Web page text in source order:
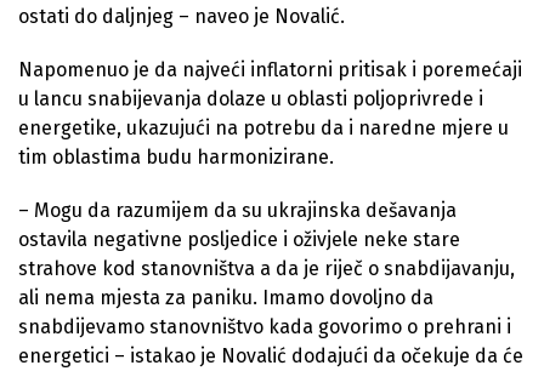
ostati do daljnjeg – naveo je Novalić.
Napomenuo je da najveći inflatorni pritisak i poremećaji
u lancu snabijevanja dolaze u oblasti poljoprivrede i
energetike, ukazujući na potrebu da i naredne mjere u
tim oblastima budu harmonizirane.
– Mogu da razumijem da su ukrajinska dešavanja
ostavila negativne posljedice i oživjele neke stare
strahove kod stanovništva a da je riječ o snabdijavanju,
ali nema mjesta za paniku. Imamo dovoljno da
snabdijevamo stanovništvo kada govorimo o prehrani i
energetici – istakao je Novalić dodajući da očekuje da će